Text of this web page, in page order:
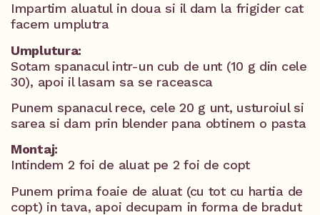
Impartim aluatul in doua si il dam la frigider cat
facem umplutra
Umplutura:
Sotam spanacul intr-un cub de unt (10 g din cele
30), apoi il lasam sa se raceasca
Punem spanacul rece, cele 20 g unt, usturoiul si
sarea si dam prin blender pana obtinem o pasta
Montaj:
Intindem 2 foi de aluat pe 2 foi de copt
Punem prima foaie de aluat (cu tot cu hartia de
copt) in tava, apoi decupam in forma de bradut